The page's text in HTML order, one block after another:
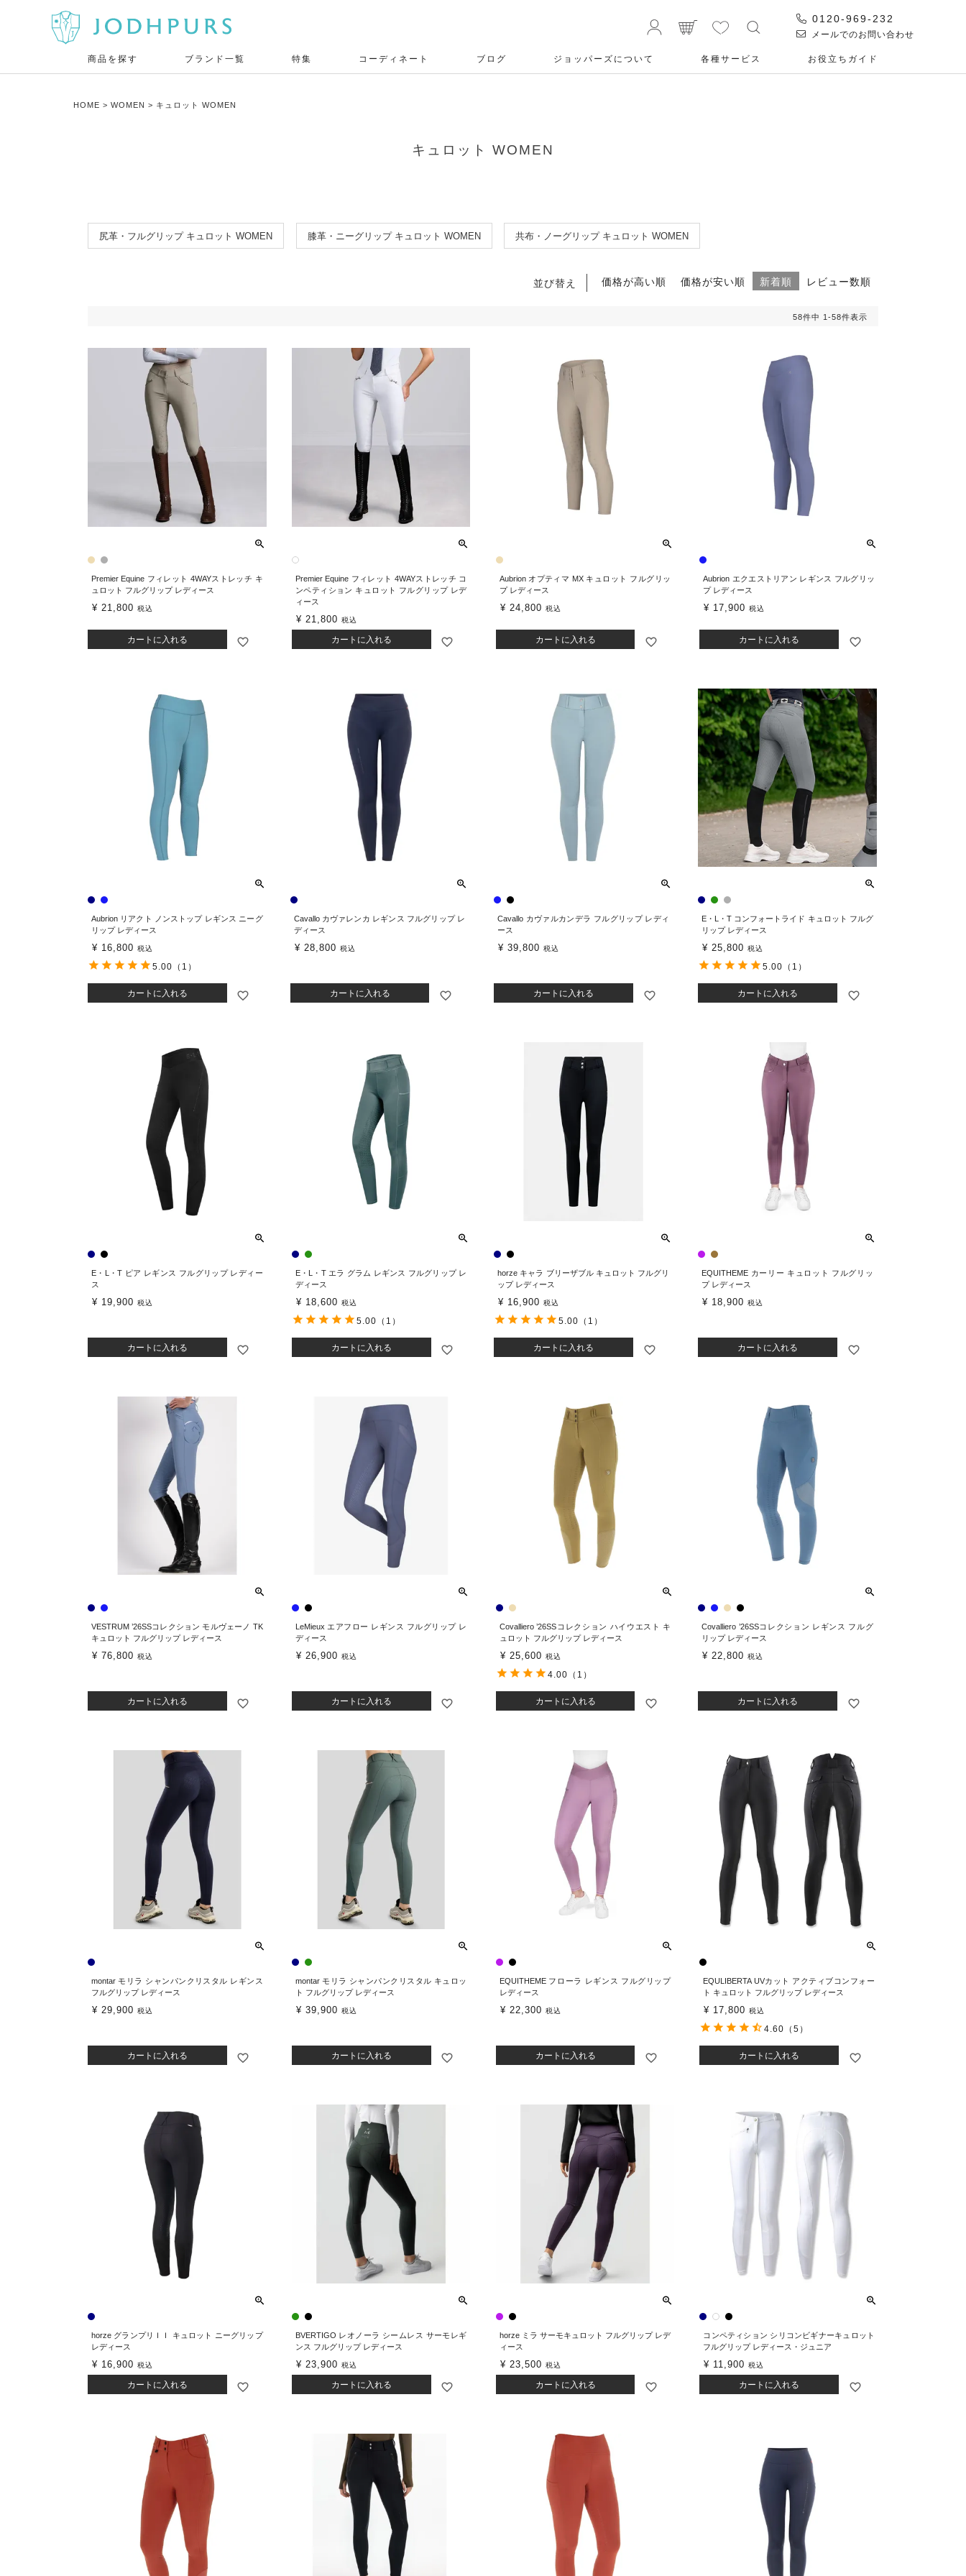
0120-969-232
メールでのお問い合わせ
商品を探す ブランド一覧 特集 コーディネート ブログ ジョッパーズについて 各種サービス お役⽴ちガイド
HOME WOMEN キュロット WOMEN
キュロット WOMEN
尻革・フルグリップ キュロット WOMEN 膝革・ニーグリップ キュロット WOMEN 共布・ノーグリップ キュロット WOMEN
並び替え 価格が高い順 価格が安い順 新着順 レビュー数順
58件中 1 -58件表示
Premier Equine フィレット 4WAYストレッチ キ
ュロット フルグリップ レディース
¥ 21,800 税込
カートに入れる
Premier Equine フィレット 4WAYストレッチ コ
ンペティション キュロット フルグリップ レデ
ィース
¥ 21,800 税込
カートに入れる
Aubrion オプティマ MX キュロット フルグリッ
プ レディース
¥ 24,800 税込
カートに入れる
Aubrion エクエストリアン レギンス フルグリッ
プ レディース
¥ 17,900 税込
カートに入れる
Aubrion リアクト ノンストップ レギンス ニーグ
リップ レディース
¥ 16,800 税込
カートに入れる
5.00 （1）
Cavallo カヴァレンカ レギンス フルグリップ レ
ディース
¥ 28,800 税込
カートに入れる
Cavallo カヴァルカンデラ フルグリップ レディ
ース
¥ 39,800 税込
カートに入れる
E・L・T コンフォートライド キュロット フルグ
リップ レディース
¥ 25,800 税込
カートに入れる
5.00 （1）
E・L・T ピア レギンス フルグリップ レディー
ス
¥ 19,900 税込
カートに入れる
E・L・T エラ グラム レギンス フルグリップ レ
ディース
¥ 18,600 税込
カートに入れる
5.00 （1）
horze キャラ ブリーザブル キュロット フルグリ
ップ レディース
¥ 16,900 税込
カートに入れる
5.00 （1）
EQUITHEME カーリー キュロット フルグリッ
プ レディース
¥ 18,900 税込
カートに入れる
VESTRUM ’26SSコレクション モルヴェーノ TK
キュロット フルグリップ レディース
¥ 76,800 税込
カートに入れる
LeMieux エアフロー レギンス フルグリップ レ
ディース
¥ 26,900 税込
カートに入れる
Covalliero ’26SSコレクション ハイウエスト キ
ュロット フルグリップ レディース
¥ 25,600 税込
カートに入れる
4.00 （1）
Covalliero ’26SSコレクション レギンス フルグ
リップ レディース
¥ 22,800 税込
カートに入れる
montar モリラ シャンパンクリスタル レギンス
フルグリップ レディース
¥ 29,900 税込
カートに入れる
montar モリラ シャンパンクリスタル キュロッ
ト フルグリップ レディース
¥ 39,900 税込
カートに入れる
EQUITHEME フローラ レギンス フルグリップ
レディース
¥ 22,300 税込
カートに入れる
EQULIBERTA UVカット アクティブコンフォー
ト キュロット フルグリップ レディース
¥ 17,800 税込
カートに入れる
4.60 （5）
horze グランプリＩＩ キュロット ニーグリップ
レディース
¥ 16,900 税込
カートに入れる
BVERTIGO レオノーラ シームレス サーモレギ
ンス フルグリップ レディース
¥ 23,900 税込
カートに入れる
horze ミラ サーモキュロット フルグリップ レデ
ィース
¥ 23,500 税込
カートに入れる
コンペティション シリコンビギナーキュロット
フルグリップ レディース・ジュニア
¥ 11,900 税込
カートに入れる